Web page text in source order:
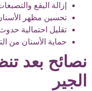
إزالة البقع
تحسين مظهر
تقليل احتمالية
حماية الأسنان من
نصائح بعد
الجير